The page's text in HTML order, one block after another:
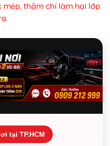
thậm chí làm hại lớp
tại TP.HCM